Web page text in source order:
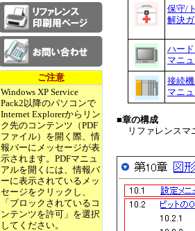
ご注意
Windows XP Service
Pack2以降のパソコンで
Internet Explorerからリン
ク先のコンテンツ（PDF
ファイル）を開く際、情
報バーにメッセージが表
示されます。PDFマニュ
アルを開くには、情報バ
ーに表示されているメッ
セージをクリックし、
「ブロックされているコ
ンテンツを許可」を選択
してください。
保守/
解決
ハー
マニ
接続
マニ
■章の構成
リファレンス